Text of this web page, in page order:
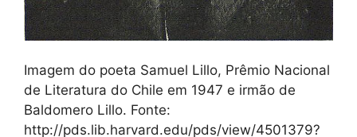
Imagem do poeta Samuel Lillo, Prêmio Nacional
de Literatura do Chile em 1947 e irmão de
Baldomero Lillo. Fonte:
http://pds.lib.harvard.edu/pds/view/4501379?